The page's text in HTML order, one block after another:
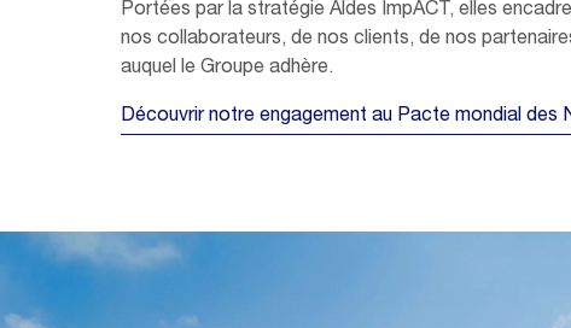
Portées par la stratégie Aldes ImpACT, elles
nos collaborateurs, de nos clients, de nos
auquel le Groupe adhère.
Découvrir notre engagement au Pacte mondial des